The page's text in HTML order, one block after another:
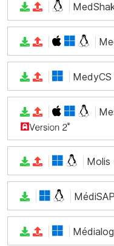
MedyCS
Molis
MédiSAP